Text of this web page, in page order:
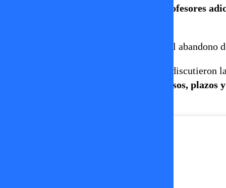
contratar decenas de millones de profesores
Además, se alertó sobre el incremento del
Durante la cumbre, los países y gremios discutieron
debería incluir recursos, plazos